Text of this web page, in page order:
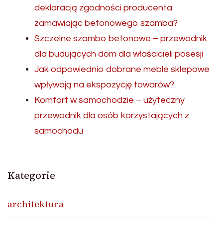
deklaracją zgodności producenta
zamawiając betonowego szamba?
Szczelne szambo betonowe – przewodnik
dla budujących dom dla właścicieli posesji
Jak odpowiednio dobrane meble sklepowe
wpływają na ekspozycję towarów?
Komfort w samochodzie – użyteczny
przewodnik dla osób korzystających z
samochodu
Kategorie
architektura